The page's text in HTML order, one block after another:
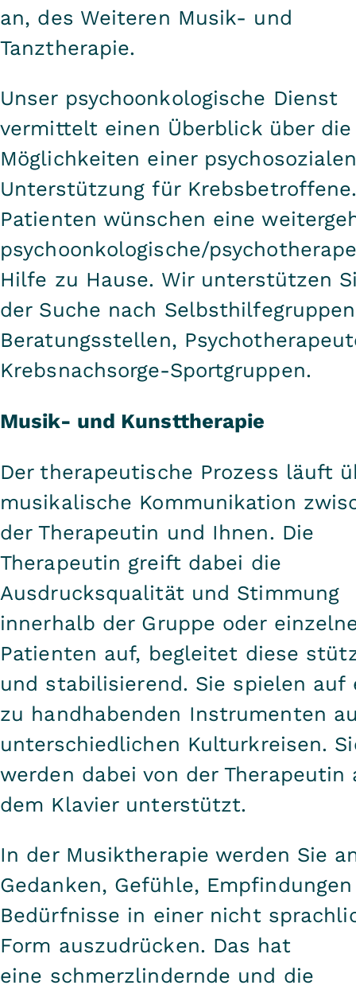
an, des Weiteren Musik- und
Tanztherapie.
Unser psychoonkologische Dienst
vermittelt einen Überblick über die
Möglichkeiten einer
Unterstützung für
Patienten wünschen eine
psychoonkologische/
Hilfe zu Hause. Wir unterstützen
der Suche nach
Beratungsstellen,
Krebsnachsorge-Sportgruppen.
Musik- und Kunsttherapie
Der therapeutische Prozess läuft
musikalische Kommunikation
der Therapeutin und Ihnen. Die
Therapeutin greift dabei die
Ausdrucksqualität und Stimmung
innerhalb der Gruppe oder
Patienten auf, begleitet diese
und stabilisierend. Sie spielen auf
zu handhabenden Instrumenten
unterschiedlichen Kulturkreisen.
werden dabei von der Therapeutin
dem Klavier unterstützt.
In der Musiktherapie werden Sie
Gedanken, Gefühle,
Bedürfnisse in einer nicht
Form auszudrücken. Das hat
eine schmerzlindernde und die